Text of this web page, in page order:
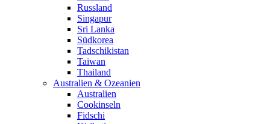
Russland
Singapur
Sri Lanka
Südkorea
Tadschikistan
Taiwan
Thailand
Australien & Ozeanien
Australien
Cookinseln
Fidschi